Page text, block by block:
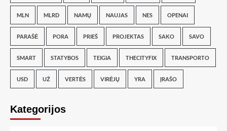
MLN MLRD NAMŲ NAUJAS NES OPENAI
PARAŠĖ PORA PRIEŠ PROJEKTAS SAKO SAVO
SMART STATYBOS TEIGIA THECITYFIX TRANSPORTO
USD UŽ VERTĖS VIRĖJŲ YRA ĮRAŠO
Kategorijos